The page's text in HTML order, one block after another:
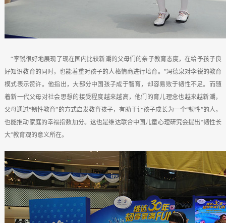
“李锐很好地展现了现在国内比较新潮的父母们的亲子教育态度，在给予孩子良
好知识教育的同时，也能着重对孩子的人格情商进行培育。”冯德泉对李锐的教育
模式表示赞许。他指出，大部分中国孩子成于智育，却容易败于韧性不足。而随
着新一代父母对社会思想的接受程度越来越高，他们的育儿理念也越来越新潮，
父母通过“韧性教育”的方式启发教育孩子，有助于让孩子成长为一个“韧性”的人，
也能推动家庭的幸福指数加分。这也是维达联合中国儿童心理研究会提出“韧性长
大”教育观的意义所在。